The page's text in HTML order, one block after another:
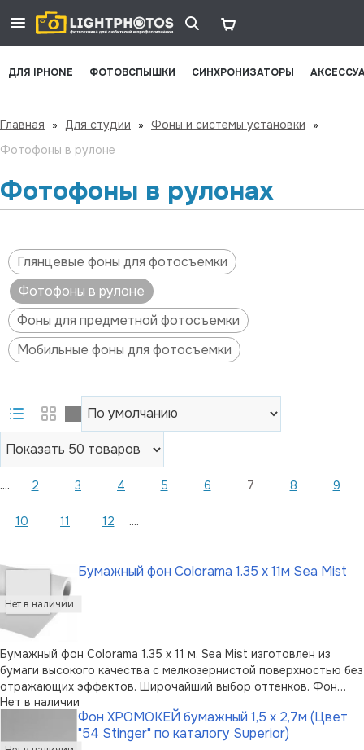
ДЛЯ IPHONE ФОТОВСПЫШКИ СИНХРОНИЗАТОРЫ
Главная » Для студии » Фоны и системы установки
»
Фотофоны в рулоне
Фотофоны в рулонах
Глянцевые фоны для фотосъемки
Фотофоны в рулоне
Фоны для предметной фотосъемки
Мобильные фоны для фотосъемки
.... 2 3 4 5 6 7 8 9
10 11 12 ....
Бумажный фон Colorama 1.35 x 11м Sea Mist
Бумажный фон Colorama 1.35 x 11 м. Sea Mist изготовлен из
бумаги высокого качества с мелкозернистой поверхностью без
отражающих эффектов. Широчайший выбор оттенков. Фон
пользуется огромной популярностью среди фотографов.
Можно перерабатывать вторично. Возможно вертикальное
хранение в случае применен …
Нет в наличии
Фон ХРОМОКЕЙ бумажный 1,5 х 2,7м (Цвет
"54 Stinger" по каталогу Superior)